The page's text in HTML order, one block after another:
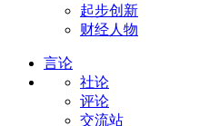
起步创新
财经人物
言论
社论
评论
交流站